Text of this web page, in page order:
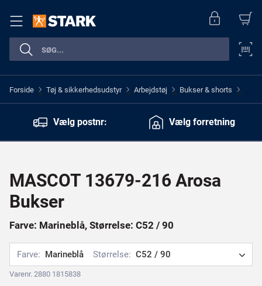
Forside > Tøj & sikkerhedsudstyr > Arbejdstøj > Bukser & shorts >
Vælg postnr: Vælg forretning
MASCOT 13679-216 Arosa
Bukser
Farve: Marineblå, Størrelse: C52 / 90
Farve: Marineblå Størrelse: C52 / 90
Varenr. 2880 1815838